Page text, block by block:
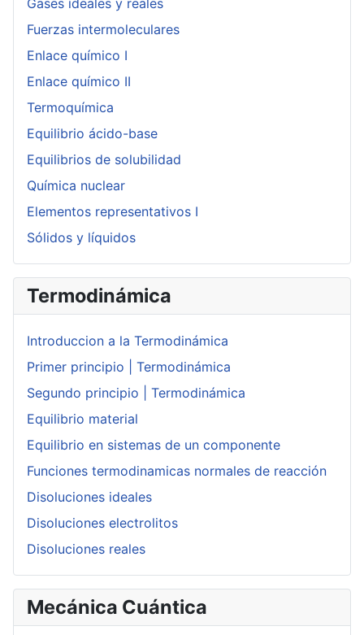
Gases ideales y reales
Fuerzas intermoleculares
Enlace químico I
Enlace químico II
Termoquímica
Equilibrio ácido-base
Equilibrios de solubilidad
Química nuclear
Elementos representativos I
Sólidos y líquidos
Termodinámica
Introduccion a la Termodinámica
Primer principio | Termodinámica
Segundo principio | Termodinámica
Equilibrio material
Equilibrio en sistemas de un componente
Funciones termodinamicas normales de reacción
Disoluciones ideales
Disoluciones electrolitos
Disoluciones reales
Mecánica Cuántica